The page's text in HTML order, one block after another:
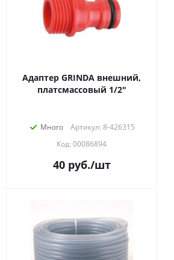
Адаптер GRINDA внешний,
платсмассовый 1/2"
Много
Артикул: 8-426315
Код: 00086894
40руб./шт